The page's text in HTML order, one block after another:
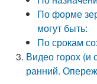
По форме
могут быть:
По срокам
Видео горох (и
ранний.